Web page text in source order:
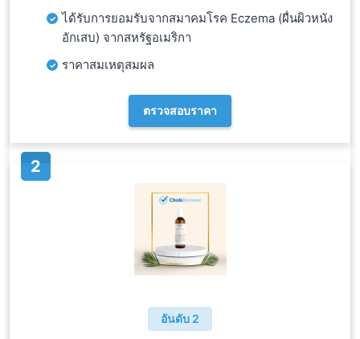
ได้รับการยอมรับจากสมาคมโรค Eczema (ผื่นผิวหนัง
อักเสบ) จากสหรัฐอเมริกา
ราคาสมเหตุสมผล
ตรวจสอบราคา
อันดับ 2